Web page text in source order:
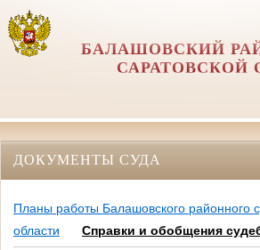
БАЛАШОВСКИЙ
САРАТОВСКОЙ
ДОКУМЕНТЫ СУДА
Планы работы Балашовского районного
области
Справки и обобщения